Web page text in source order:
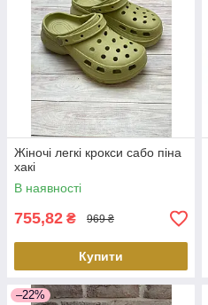
Жіночі легкі крокси сабо піна
хакі
В наявності
755,82 ₴ 969 ₴
Купити
–22%